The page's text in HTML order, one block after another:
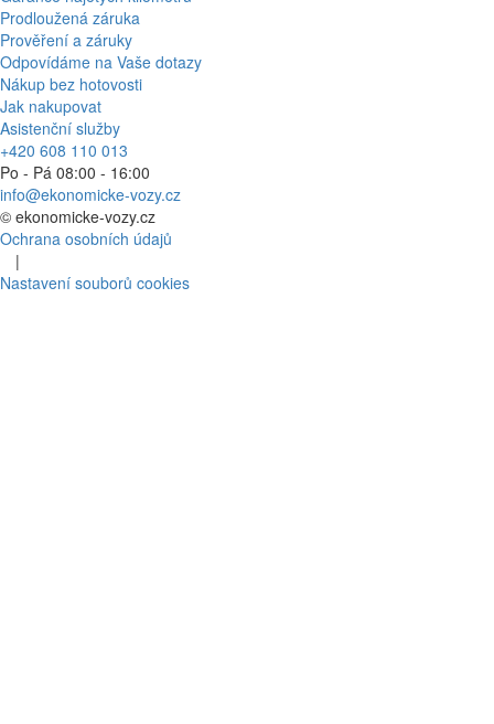
Prodloužená záruka
Prověření a záruky
Odpovídáme na Vaše dotazy
Nákup bez hotovosti
Jak nakupovat
Asistenční služby
+420 608 110 013
Po - Pá 08:00 - 16:00
info@ekonomicke-vozy.cz
© ekonomicke-vozy.cz
Ochrana osobních údajů
|
Nastavení souborů cookies